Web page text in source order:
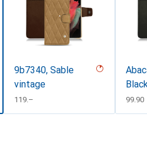
9b7340, Sable
vintage
CHF
119.– CHF
99.90